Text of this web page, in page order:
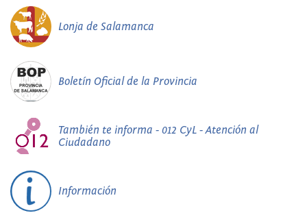
Lonja de Salamanca
Boletín Oficial de la Provincia
También te informa - 012 CyL - Atención al
Ciudadano
Información